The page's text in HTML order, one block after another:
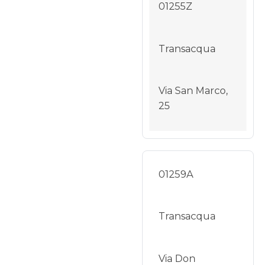
01255Z
Transacqua
Via San Marco,
25
01259A
Transacqua
Via Don